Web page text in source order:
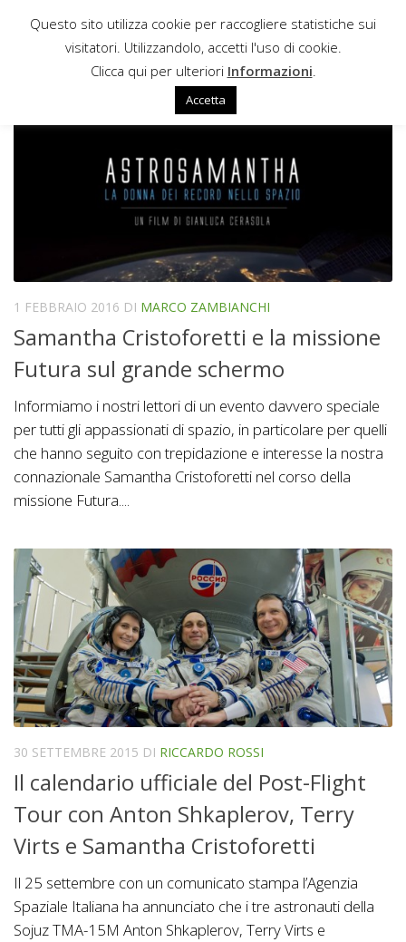
Sotto il contenuto
1 FEBBRAIO 2016 DI MARCO ZAMBIANCHI
Samantha Cristoforetti e la missione
Futura sul grande schermo
Informiamo i nostri lettori di un evento davvero speciale
per tutti gli appassionati di spazio, in particolare per quelli
che hanno seguito con trepidazione e interesse la nostra
connazionale Samantha Cristoforetti nel corso della
missione Futura....
30 SETTEMBRE 2015 DI RICCARDO ROSSI
Il calendario ufficiale del Post-Flight
Tour con Anton Shkaplerov, Terry
Virts e Samantha Cristoforetti
Il 25 settembre con un comunicato stampa l’Agenzia
Spaziale Italiana ha annunciato che i tre astronauti della
Sojuz TMA-15M Anton Shkaplerov, Terry Virts e
Questo sito utilizza cookie per raccogliere statistiche sui
visitatori. Utilizzandolo, accetti l'uso di cookie.
Clicca qui per ulteriori Informazioni
Accetta